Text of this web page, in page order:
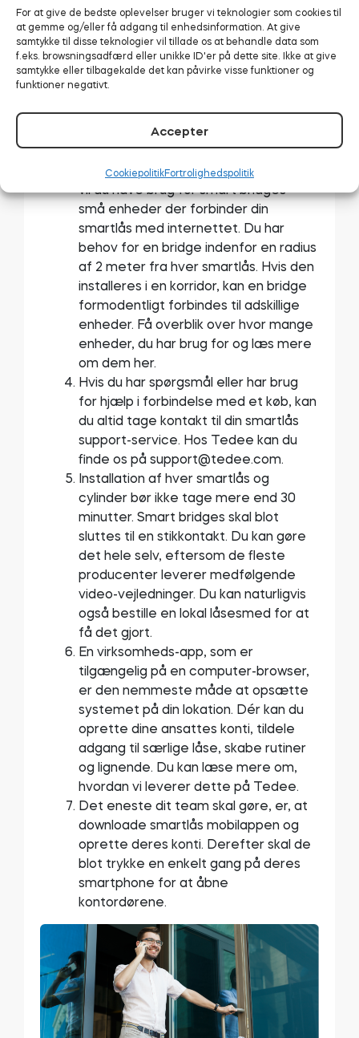
For at give de bedste oplevelser bruger vi teknologier som cookies til
at gemme og/eller få adgang til enhedsinformation. At give
samtykke til disse teknologier vil tillade os at behandle data som
f.eks. browsningsadfærd eller unikke ID'er på dette site. Ikke at give
samtykke eller tilbagekalde det kan påvirke visse funktioner og
funktioner negativt.
Accepter
CookiepolitikFortrolighedspolitik
hellere vil – eller har brug for – at
bevare den gamle hardware. Måske
bruger du et Masternøgle-system? Alt
dette har indflydelse på, om du har
behov for nye cylindere eller
adaptere. Du kan finde mere
information om dine potentielle valg
her.
For den mest avancerede betjening,
små enheder der forbinder din
smartlås med internettet. Du har
behov for en bridge indenfor en radius
af 2 meter fra hver smartlås. Hvis den
installeres i en korridor, kan en bridge
formodentligt forbindes til adskillige
enheder. Få overblik over hvor mange
enheder, du har brug for og læs mere
om dem her.
Hvis du har spørgsmål eller har brug
for hjælp i forbindelse med et køb, kan
du altid tage kontakt til din smartlås
support-service. Hos Tedee kan du
finde os på support@tedee.com
Installation af hver smartlås og
cylinder bør ikke tage mere end 30
minutter. Smart bridges skal blot
sluttes til en stikkontakt. Du kan gøre
det hele selv, eftersom de fleste
producenter leverer medfølgende
video-vejledninger. Du kan naturligvis
også bestille en lokal låsesmed for at
få det gjort.
En virksomheds-app, som er
tilgængelig på en computer-browser,
er den nemmeste måde at opsætte
systemet på din lokation. Dér kan du
oprette dine ansattes konti, tildele
adgang til særlige låse, skabe rutiner
og lignende. Du kan læse mere om,
hvordan vi leverer dette på Tedee.
Det eneste dit team skal gøre, er, at
downloade smartlås mobilappen og
oprette deres konti. Derefter skal de
blot trykke en enkelt gang på deres
smartphone for at åbne
kontordørene.